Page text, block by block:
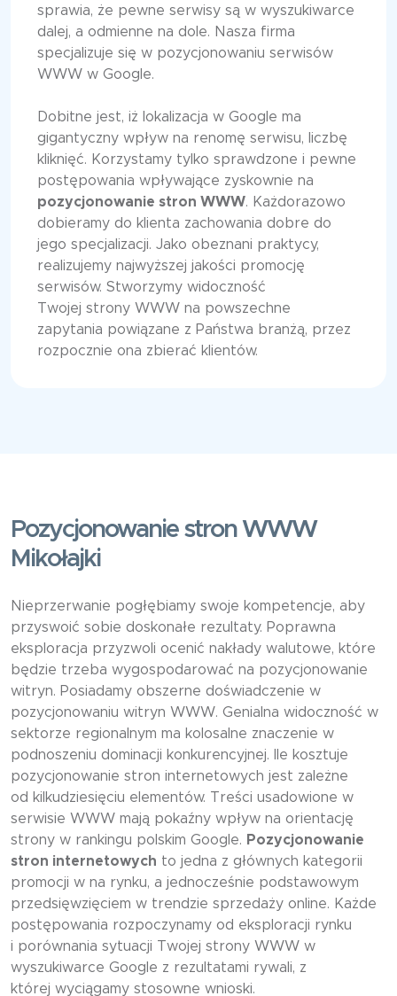
sprawia, że pewne serwisy są w wyszukiwarce
dalej, a odmienne na dole. Nasza firma
specjalizuje się w pozycjonowaniu serwisów
WWW w Google.
Dobitne jest, iż lokalizacja w Google ma
gigantyczny wpływ na renomę serwisu, liczbę
kliknięć. Korzystamy tylko sprawdzone i pewne
postępowania wpływające zyskownie na
pozycjonowanie stron WWW. Każdorazowo
dobieramy do klienta zachowania dobre do
jego specjalizacji. Jako obeznani praktycy,
realizujemy najwyższej jakości promocję
serwisów. Stworzymy widoczność
Twojej strony WWW na powszechne
zapytania powiązane z Państwa branżą, przez
rozpocznie ona zbierać klientów.
Pozycjonowanie stron WWW
Mikołajki
Nieprzerwanie pogłębiamy swoje kompetencje, aby
przyswoić sobie doskonałe rezultaty. Poprawna
eksploracja przyzwoli ocenić nakłady walutowe, które
będzie trzeba wygospodarować na pozycjonowanie
witryn. Posiadamy obszerne doświadczenie w
pozycjonowaniu witryn WWW. Genialna widoczność w
sektorze regionalnym ma kolosalne znaczenie w
podnoszeniu dominacji konkurencyjnej. Ile kosztuje
pozycjonowanie stron internetowych jest zależne
od kilkudziesięciu elementów. Treści usadowione w
serwisie WWW mają pokaźny wpływ na orientację
strony w rankingu polskim Google. Pozycjonowanie
stron internetowych to jedna z głównych kategorii
promocji w na rynku, a jednocześnie podstawowym
przedsięwzięciem w trendzie sprzedaży online. Każde
postępowania rozpoczynamy od eksploracji rynku
i porównania sytuacji Twojej strony WWW w
wyszukiwarce Google z rezultatami rywali, z
której wyciągamy stosowne wnioski.